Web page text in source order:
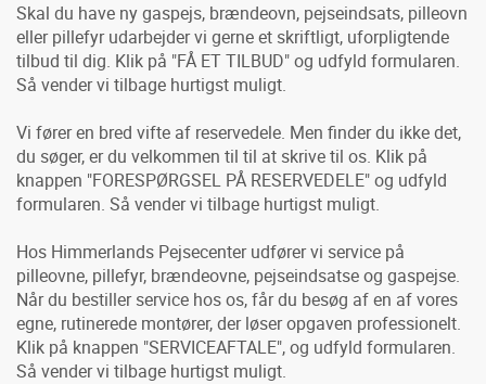
Skal du have ny gaspejs, brændeovn, pejseindsats, pilleovn
eller pillefyr udarbejder vi gerne et skriftligt, uforpligtende
tilbud til dig. Klik på "FÅ ET TILBUD" og udfyld formularen.
Så vender vi tilbage hurtigst muligt.
Vi fører en bred vifte af reservedele. Men finder du ikke det,
du søger, er du velkommen til til at skrive til os. Klik på
knappen "FORESPØRGSEL PÅ RESERVEDELE" og udfyld
formularen. Så vender vi tilbage hurtigst muligt.
Hos Himmerlands Pejsecenter udfører vi service på
pilleovne, pillefyr, brændeovne, pejseindsatse og gaspejse.
Når du bestiller service hos os, får du besøg af en af vores
egne, rutinerede montører, der løser opgaven professionelt.
Klik på knappen "SERVICEAFTALE", og udfyld formularen.
Så vender vi tilbage hurtigst muligt.